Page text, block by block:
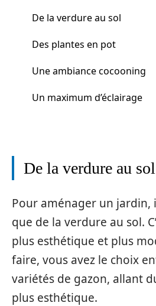
De la verdure au sol
Des plantes en pot
Une ambiance cocooning
Un maximum d’éclairage
De la verdure au sol
Pour aménager un jardin,
que de la verdure au sol.
plus esthétique et plus
faire, vous avez le choix
variétés de gazon, allant
plus esthétique.